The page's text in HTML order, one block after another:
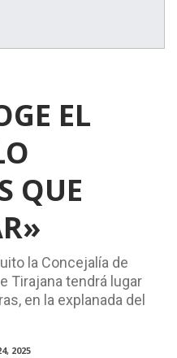
EL
QUE
la Concejalía de
Tirajana tendrá lugar
en la explanada del
2025